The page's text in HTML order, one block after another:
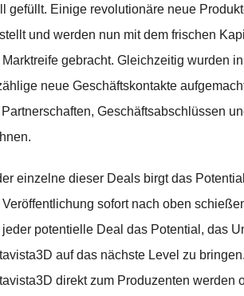
gefüllt. Einige revolutionäre neue
und werden nun mit dem frischen
Marktreife gebracht. Gleichzeitig wurden
neue Geschäftskontakte
Partnerschaften, Geschäftsabschlüssen
einzelne dieser Deals birgt das
Veröffentlichung sofort nach oben
jeder potentielle Deal das Potential, das
auf das nächste Level zu
direkt zum Produzenten werden